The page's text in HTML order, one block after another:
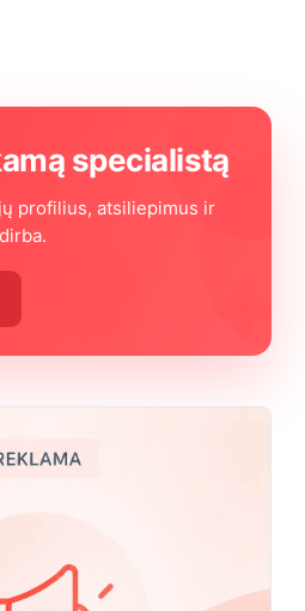
specialistą
profilius, atsiliepimus ir